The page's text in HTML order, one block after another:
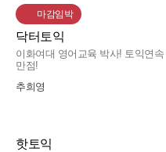
마감임박
닥터토익
이화여대 영어교육 박사! 토익연속
만점!
추희영
핫토익